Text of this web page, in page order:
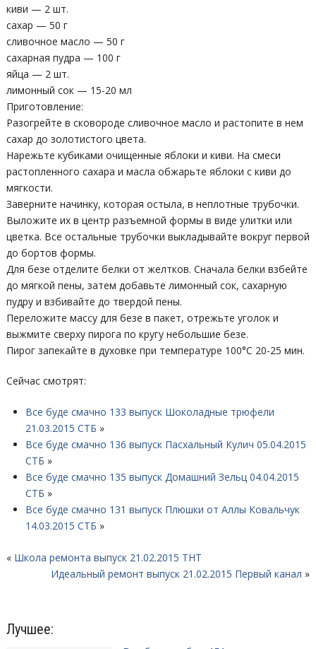
киви — 2 шт.
сахар — 50 г
сливочное масло — 50 г
сахарная пудра — 100 г
яйца — 2 шт.
лимонный сок — 15-20 мл
Приготовление:
Разогрейте в сковороде сливочное масло и растопите в нем
сахар до золотистого цвета.
Нарежьте кубиками очищенные яблоки и киви. На смеси
растопленного сахара и масла обжарьте яблоки с киви до
мягкости.
Заверните начинку, которая остыла, в неплотные трубочки.
Выложите их в центр разъемной формы в виде улитки или
цветка. Все остальные трубочки выкладывайте вокруг первой
до бортов формы.
Для безе отделите белки от желтков. Сначала белки взбейте
до мягкой пены, затем добавьте лимонный сок, сахарную
пудру и взбивайте до твердой пены.
Переложите массу для безе в пакет, отрежьте уголок и
выжмите сверху пирога по кругу небольшие безе.
Пирог запекайте в духовке при температуре 100°C 20-25 мин.
Сейчас смотрят:
Все буде смачно 133 выпуск Шоколадные трюфели
21.03.2015 СТБ »
Все буде смачно 136 выпуск Пасхальный Кулич 05.04.2015
СТБ »
Все буде смачно 135 выпуск Домашний Зельц 04.04.2015
СТБ »
Все буде смачно 131 выпуск Плюшки от Аллы Ковальчук
14.03.2015 СТБ »
« Школа ремонта выпуск 21.02.2015 ТНТ
Идеальный ремонт выпуск 21.02.2015 Первый канал »
Лучшее: